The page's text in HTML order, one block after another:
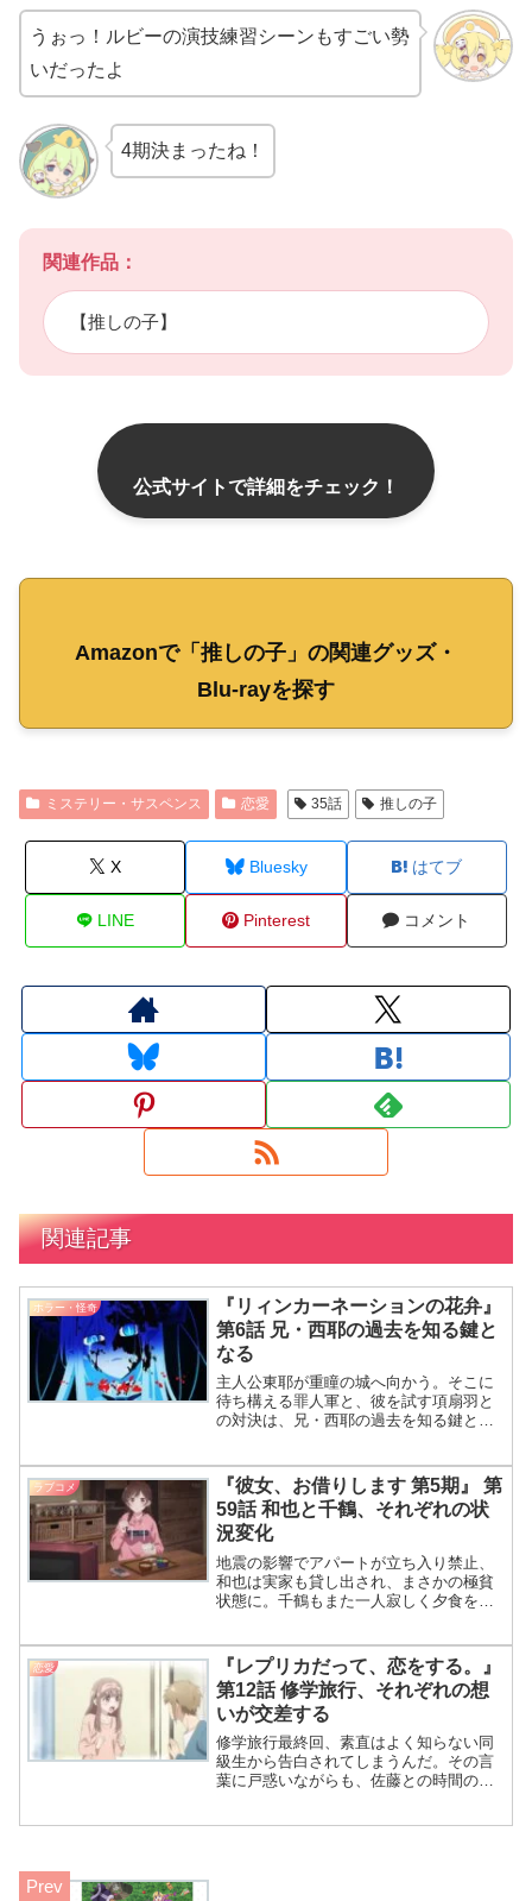
うぉっ！ルビーの演技練習シーンもすごい勢
いだったよ
4期決まったね！
関連作品：
【推しの子】
公式サイトで詳細をチェック！
Amazonで「推しの子」の関連グッズ・
Blu-rayを探す
ミステリー・サスペンス 恋愛 35話 推しの子
X Bluesky はてブ
LINE Pinterest コメント
関連記事
ホラー・怪奇
『リィンカーネーションの花弁』
第6話 兄・西耶の過去を知る鍵と
なる
主人公東耶が重瞳の城へ向かう。そこに
待ち構える罪人軍と、彼を試す項扇羽と
の対決は、兄・西耶の過去を知る鍵とな
ら、緊張感が高まりますね。 え～？ 何で
そんなにドキドキし
ラブコメ
『彼女、お借りします 第5期』 第
59話 和也と千鶴、それぞれの状
況変化
地震の影響でアパートが立ち入り禁止、
和也は実家も貸し出され、まさかの極貧
状態に。千鶴もまた一人寂しく夕食をと
告するのだった。今回の話、アパートが
立ち入り禁止になっちゃったんだって！
和也くん大丈夫かな、どきどきするわ
ね！
恋愛
『レプリカだって、恋をする。』
第12話 修学旅行、それぞれの想
いが交差する
修学旅行最終回、素直はよく知らない同
級生から告白されてしまうんだ。その言
葉に戸惑いながらも、佐藤との時間の中